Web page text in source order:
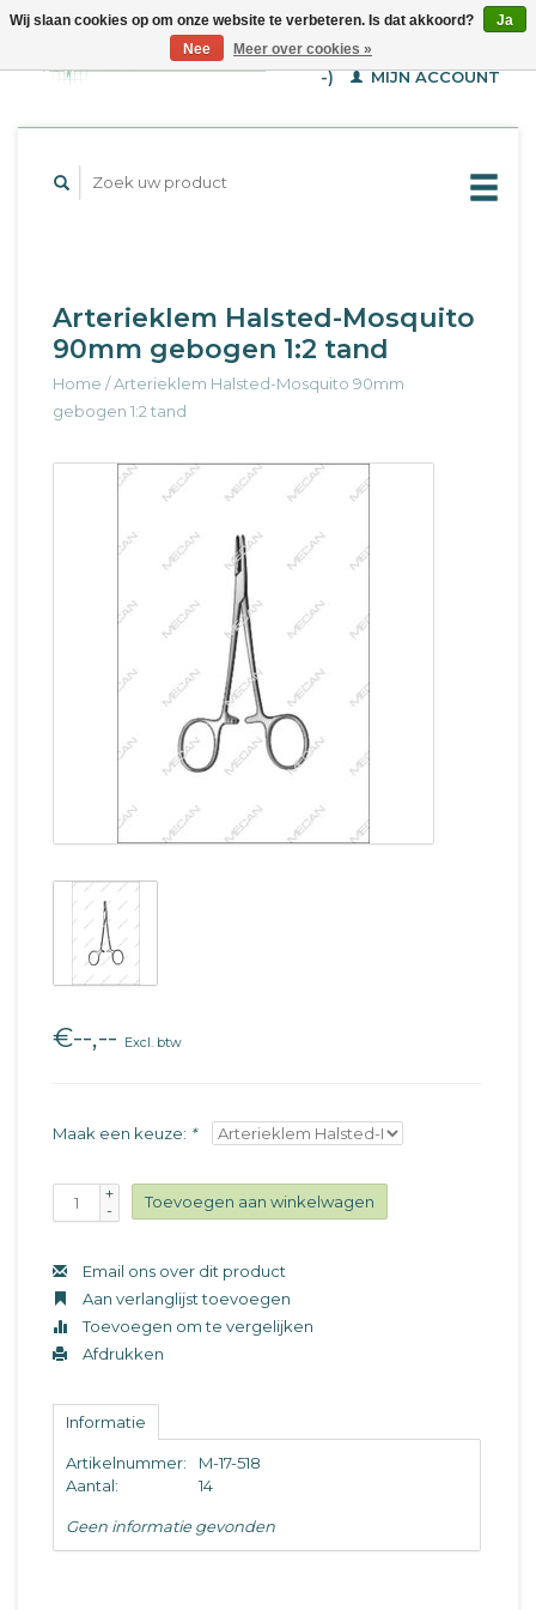
WINKELWAGEN (€--,-
-)
MIJN ACCOUNT
Arterieklem Halsted-Mosquito
90mm gebogen 1:2 tand
Home /Arterieklem Halsted-Mosquito 90mm
gebogen 1:2 tand
€--,-- Excl. btw
Maak een keuze: *
+
-
Toevoegen aan winkelwagen
Email ons over dit product
Aan verlanglijst toevoegen
Toevoegen om te vergelijken
Afdrukken
Informatie
Artikelnummer:
M-17-518
Aantal:
14
Geen informatie gevonden
Wij slaan cookies op om onze website te verbeteren. Is dat akkoord?
Ja
Nee
Meer over cookies »